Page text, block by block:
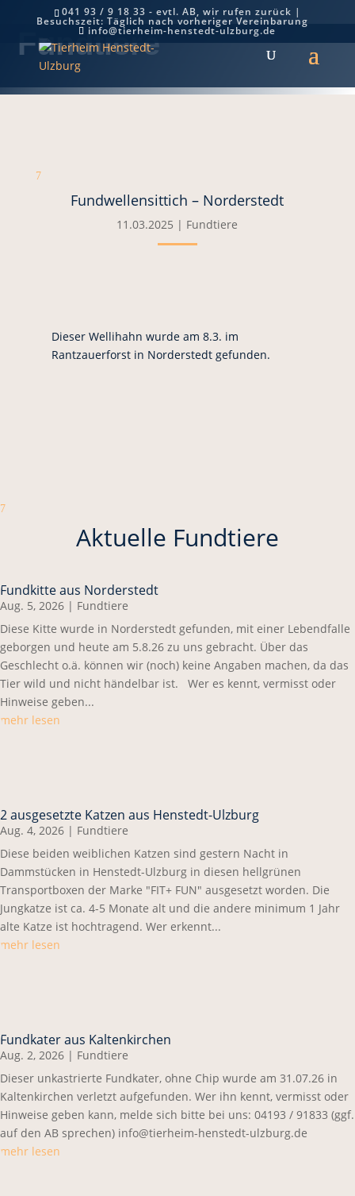
041 93 / 9 18 33 - evtl. AB, wir rufen zurück |
Besuchszeit: Täglich nach vorheriger Vereinbarung
info@tierheim-henstedt-ulzburg.de
Fundtiere
7
Fundwellensittich – Norderstedt
11.03.2025 | Fundtiere
Dieser Wellihahn wurde am 8.3. im
Rantzauerforst in Norderstedt gefunden.
7
Aktuelle Fundtiere
Fundkitte aus Norderstedt
Aug. 5, 2026 | Fundtiere
Diese Kitte wurde in Norderstedt gefunden, mit einer Lebendfalle
geborgen und heute am 5.8.26 zu uns gebracht. Über das
Geschlecht o.ä. können wir (noch) keine Angaben machen, da das
Tier wild und nicht händelbar ist. Wer es kennt, vermisst oder
Hinweise geben...
mehr lesen
2 ausgesetzte Katzen aus Henstedt-Ulzburg
Aug. 4, 2026 | Fundtiere
Diese beiden weiblichen Katzen sind gestern Nacht in
Dammstücken in Henstedt-Ulzburg in diesen hellgrünen
Transportboxen der Marke "FIT+ FUN" ausgesetzt worden. Die
Jungkatze ist ca. 4-5 Monate alt und die andere minimum 1 Jahr
alte Katze ist hochtragend. Wer erkennt...
mehr lesen
Fundkater aus Kaltenkirchen
Aug. 2, 2026 | Fundtiere
Dieser unkastrierte Fundkater, ohne Chip wurde am 31.07.26 in
Kaltenkirchen verletzt aufgefunden. Wer ihn kennt, vermisst oder
Hinweise geben kann, melde sich bitte bei uns: 04193 / 91833 (ggf.
auf den AB sprechen) info@tierheim-henstedt-ulzburg.de
mehr lesen